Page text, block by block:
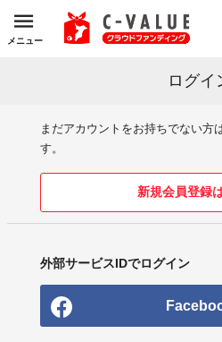
メニュー
ログイ
まだアカウントをお持ちでない方
す。
新規会員登録
外部サービスIDでログイン